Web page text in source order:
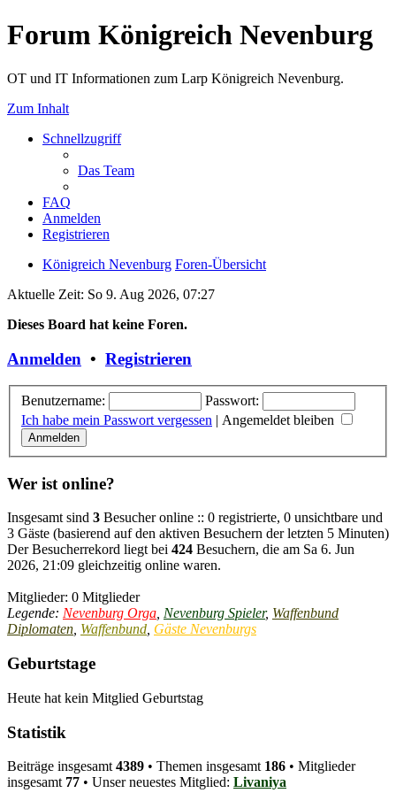
Forum Königreich Nevenburg
OT und IT Informationen zum Larp Königreich Nevenburg.
Zum Inhalt
Schnellzugriff
Das Team
FAQ
Anmelden
Registrieren
Königreich Nevenburg Foren-Übersicht
Aktuelle Zeit: So 9. Aug 2026, 07:27
Dieses Board hat keine Foren.
Anmelden • Registrieren
Benutzername:
Passwort:
Ich habe mein Passwort vergessen | Angemeldet bleiben
Wer ist online?
Insgesamt sind 3 Besucher online :: 0 registrierte, 0 unsichtbare und
3 Gäste (basierend auf den aktiven Besuchern der letzten 5 Minuten)
Der Besucherrekord liegt bei 424 Besuchern, die am Sa 6. Jun
2026, 21:09 gleichzeitig online waren.
Mitglieder: 0 Mitglieder
Legende: Nevenburg Orga Nevenburg Spieler, Waffenbund
Diplomaten Waffenbund Gäste Nevenburgs
Geburtstage
Heute hat kein Mitglied Geburtstag
Statistik
Beiträge insgesamt 4389 • Themen insgesamt 186 • Mitglieder
insgesamt 77 • Unser neuestes Mitglied: Livaniya